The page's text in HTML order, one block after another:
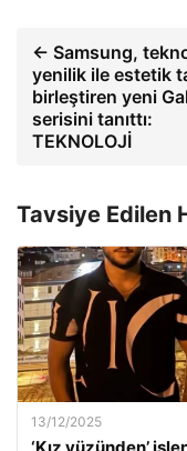
← Samsung,
yenilik ile estetik
birleştiren yeni
serisini tanıttı:
TEKNOLOJİ
Tavsiye Edilen
13/12/2025